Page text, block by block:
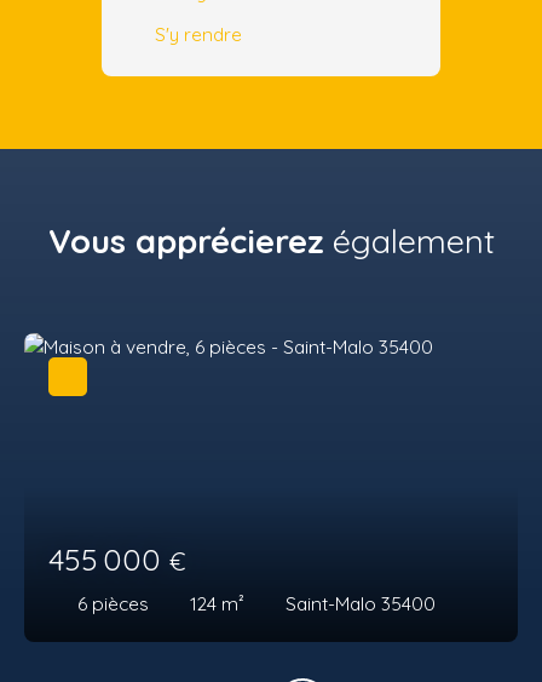
S'y rendre
Vous apprécierez également
455 000 €
6 pièces 124 m² Saint-Malo 35400